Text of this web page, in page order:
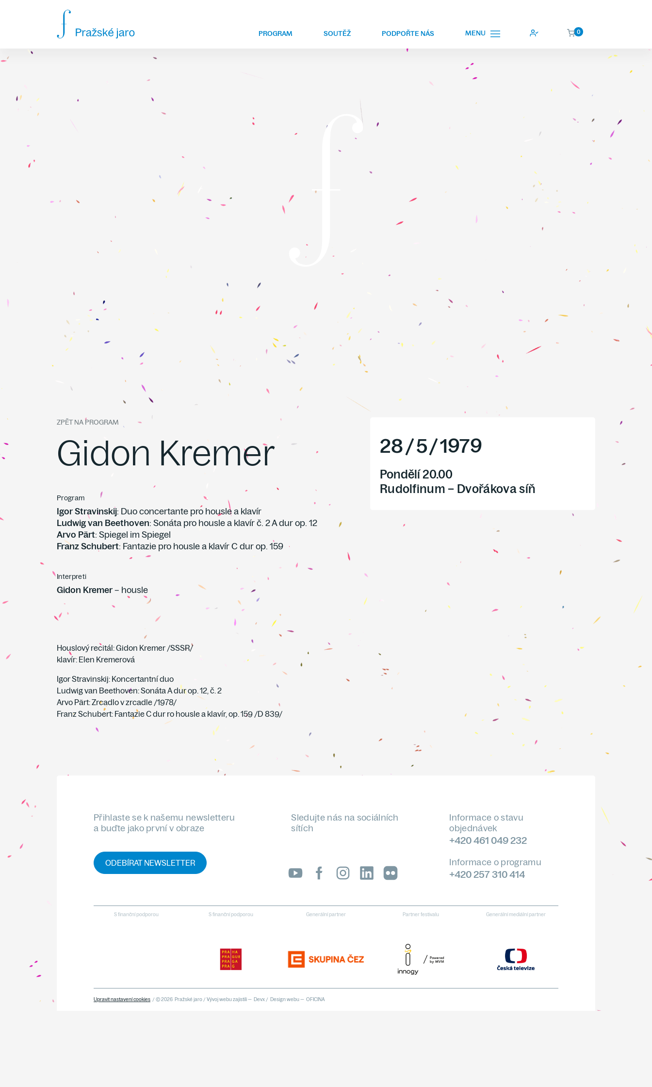
PROGRAM SOUTĚŽ PODPOŘTE NÁS MENU 0
ZPĚT NA PROGRAM
Gidon Kremer
Program
Igor Stravinskij: Duo concertante pro housle a klavír
Ludwig van Beethoven: Sonáta pro housle a klavír č. 2 A dur op. 12
Arvo Pärt: Spiegel im Spiegel
Franz Schubert: Fantazie pro housle a klavír C dur op. 159
Interpreti
Gidon Kremer– housle
28/5/1979
Pondělí 20.00
Rudolfinum – Dvořákova síň
Houslový recitál: Gidon Kremer /SSSR/
klavír: Elen Kremerová
Igor Stravinskij: Koncertantní duo
Ludwig van Beethoven: Sonáta A dur op. 12, č. 2
Arvo Pärt: Zrcadlo v zrcadle /1978/
Franz Schubert: Fantazie C dur ro housle a klavír, op. 159 /D 839/
Přihlaste se k našemu newsletteru
a buďte jako první v obraze
ODEBÍRAT NEWSLETTER
Sledujte nás na sociálních
sítích
Informace o stavu
objednávek
+420 461 049 232
Informace o programu
+420 257 310 414
S finanční podporou S finanční podporou Generální partner Partner festivalu Generální mediální partner
Upravit nastavení cookies / © 2026 Pražské jaro / Vývoj webu zajistili — Devx/ Design webu — OFICINA